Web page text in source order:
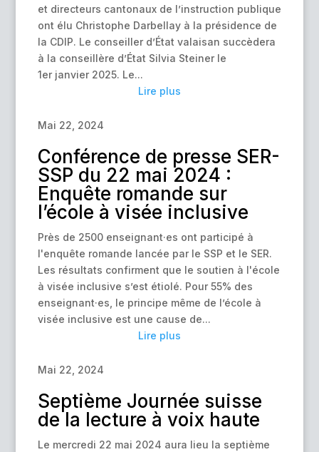
et directeurs cantonaux de l’instruction publique
ont élu Christophe Darbellay à la présidence de
la CDIP. Le conseiller d’État valaisan succèdera
à la conseillère d’État Silvia Steiner le
1er janvier 2025. Le...
Lire plus
Mai 22, 2024
Conférence de presse SER-
SSP du 22 mai 2024 :
Enquête romande sur
l’école à visée inclusive
Près de 2500 enseignant·es ont participé à
l'enquête romande lancée par le SSP et le SER.
Les résultats confirment que le soutien à l'école
à visée inclusive s’est étiolé. Pour 55% des
enseignant·es, le principe même de l’école à
visée inclusive est une cause de...
Lire plus
Mai 22, 2024
Septième Journée suisse
de la lecture à voix haute
Le mercredi 22 mai 2024 aura lieu la septième